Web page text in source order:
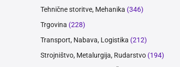
Tehnične storitve, Mehanika (346)
Trgovina (228)
Transport, Nabava, Logistika (212)
Strojništvo, Metalurgija, Rudarstvo (194)